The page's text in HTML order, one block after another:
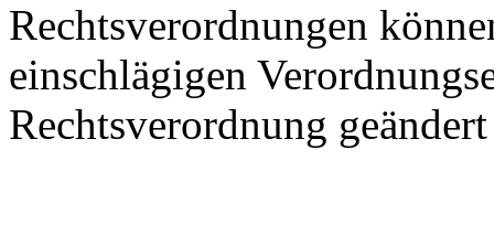
Rechtsverordnungen
einschlägigen
Rechtsverordnung